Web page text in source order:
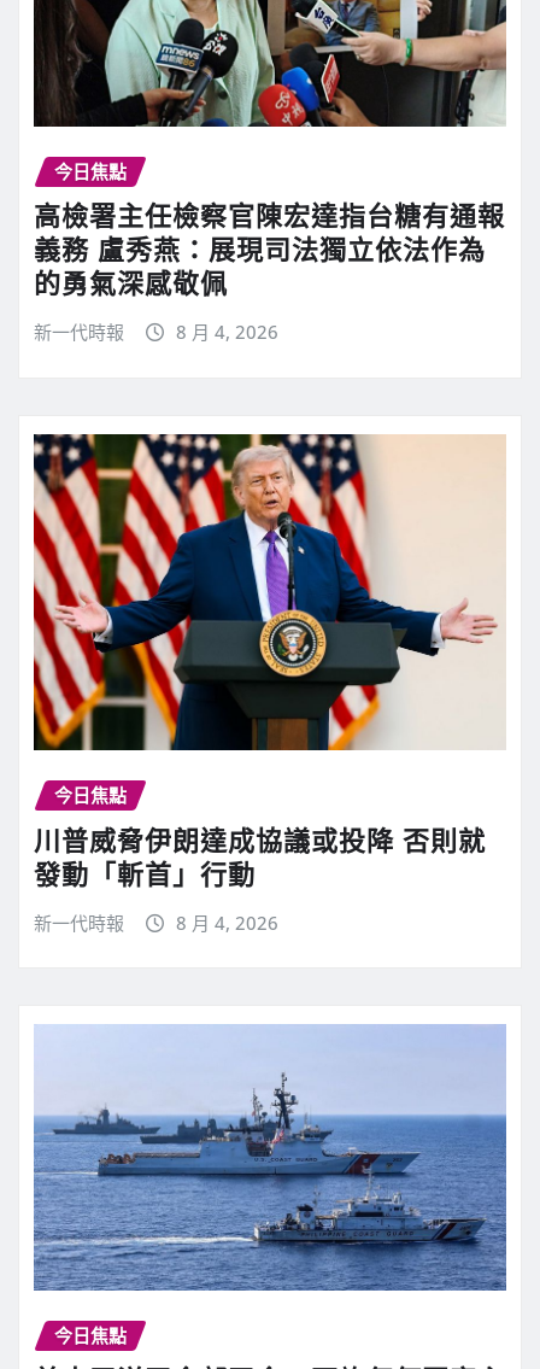
今日焦點
高檢署主任檢察官陳宏達指台糖有通報
義務 盧秀燕：展現司法獨立依法作為
的勇氣深感敬佩
新一代時報 8 月 4, 2026
今日焦點
川普威脅伊朗達成協議或投降 否則就
發動「斬首」行動
新一代時報 8 月 4, 2026
今日焦點